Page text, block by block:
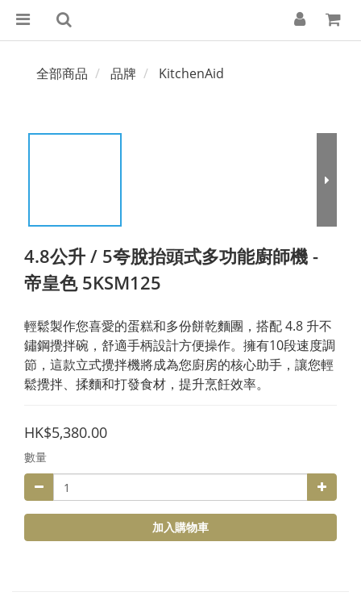
全部商品 品牌 KitchenAid
4.8公升 / 5夸脫抬頭式多功能廚師機 -
帝皇色 5KSM125
輕鬆製作您喜愛的蛋糕和多份餅乾麵團，搭配 4.8 升不
鏽鋼攪拌碗，舒適手柄設計方便操作。擁有10段速度調
節，這款立式攪拌機將成為您廚房的核心助手，讓您輕
鬆攪拌、揉麵和打發食材，提升烹飪效率。
HK$5,380.00
數量
加入購物車